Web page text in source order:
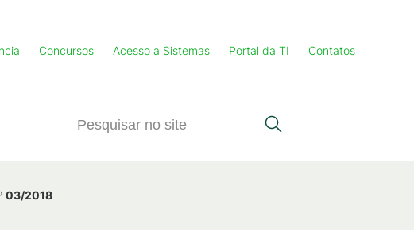
Concursos Acesso a Sistemas Portal da TI Contatos
03/2018